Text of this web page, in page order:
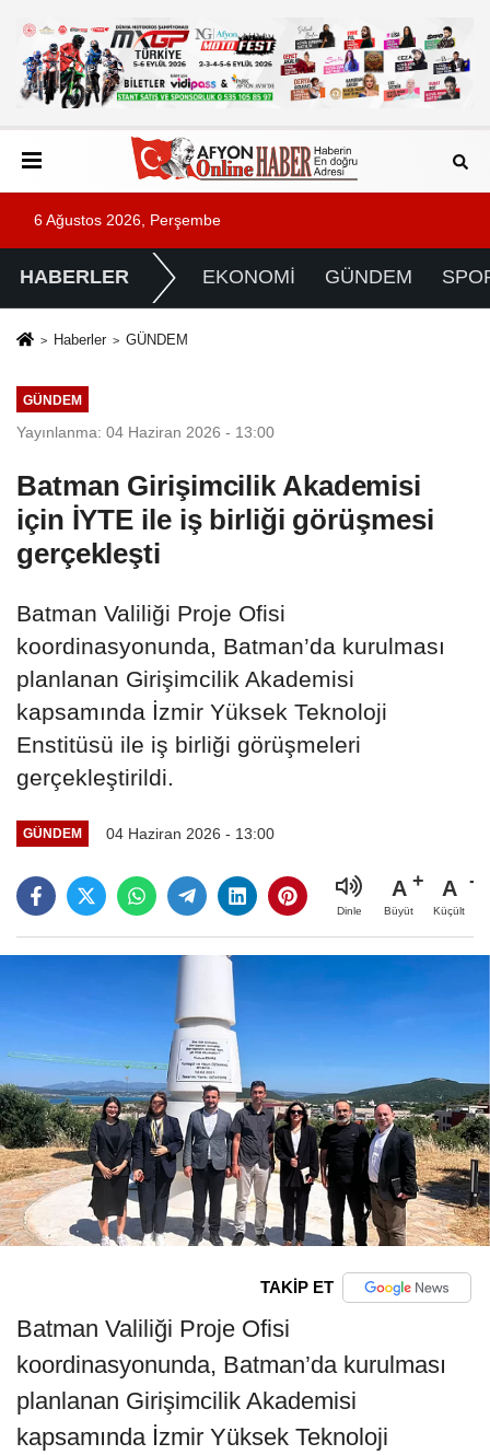
6 Ağustos 2026, Perşembe
HABERLER EKONOMİ GÜNDEM
Haberler GÜNDEM
GÜNDEM
Yayınlanma: 04 Haziran 2026 - 13:00
Batman Girişimcilik Akademisi
için İYTE ile iş birliği görüşmesi
gerçekleşti
Batman Valiliği Proje Ofisi
koordinasyonunda, Batman’da kurulması
planlanan Girişimcilik Akademisi
kapsamında İzmir Yüksek Teknoloji
Enstitüsü ile iş birliği görüşmeleri
gerçekleştirildi.
GÜNDEM 04 Haziran 2026 - 13:00
Dinle
A
Büyüt
A
Küçült
TAKİP ET
Batman Valiliği Proje Ofisi
koordinasyonunda, Batman’da kurulması
planlanan Girişimcilik Akademisi
kapsamında İzmir Yüksek Teknoloji